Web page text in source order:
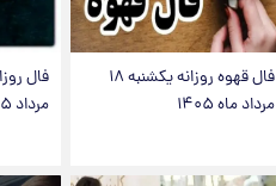
فال قهوه روزانه یکشنبه ۱۸
مرداد ماه ۱۴۰۵
مرداد ۱۴۰۵